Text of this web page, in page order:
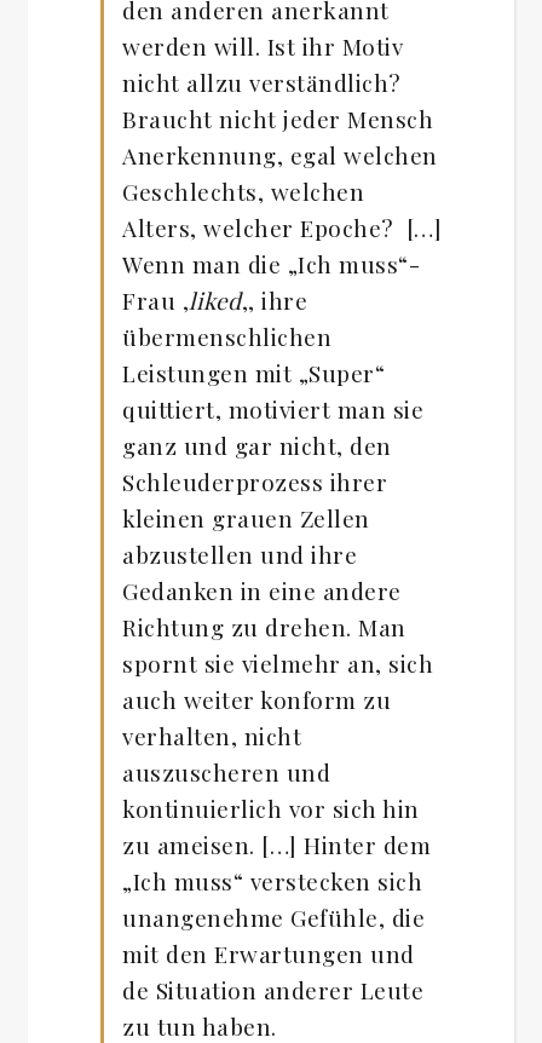
den anderen anerkannt
werden will. Ist ihr Motiv
nicht allzu verständlich?
Braucht nicht jeder Mensch
Anerkennung, egal welchen
Geschlechts, welchen
Alters, welcher Epoche? […]
Wenn man die „Ich muss“-
Frau ‚liked‚, ihre
übermenschlichen
Leistungen mit „Super“
quittiert, motiviert man sie
ganz und gar nicht, den
Schleuderprozess ihrer
kleinen grauen Zellen
abzustellen und ihre
Gedanken in eine andere
Richtung zu drehen. Man
spornt sie vielmehr an, sich
auch weiter konform zu
verhalten, nicht
auszuscheren und
kontinuierlich vor sich hin
zu ameisen. […] Hinter dem
„Ich muss“ verstecken sich
unangenehme Gefühle, die
mit den Erwartungen und
de Situation anderer Leute
zu tun haben.